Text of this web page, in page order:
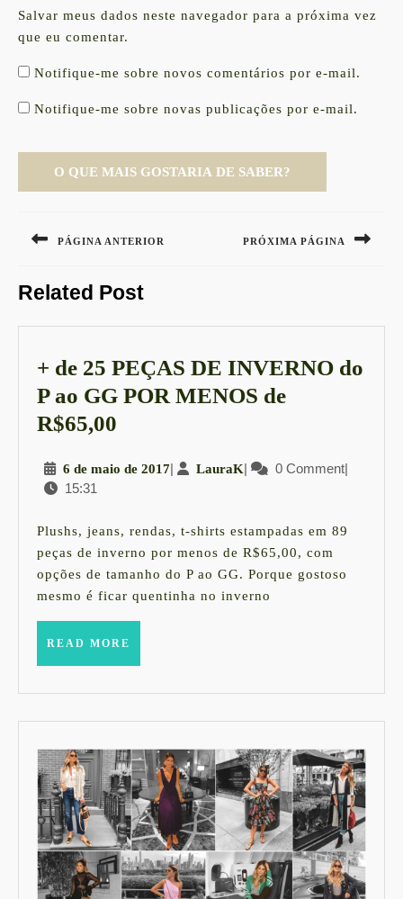
Salvar meus dados neste navegador para a próxima vez
que eu comentar.
Notifique-me sobre novos comentários por e-mail.
Notifique-me sobre novas publicações por e-mail.
de
PÁGINA ANTERIOR
post:
PRÓXIMA PÁGINA
Related Post
+ de 25 PEÇAS DE INVERNO do
P ao GG POR MENOS de
R$65,00
25
DE
INVERNO
do
ao
GG
POR
MENOS
de
R$65,00
6 de maio de 20176
de
| LauraKLauraK
| 0 Comment|
15:31
Plushs, jeans, rendas, t-shirts estampadas em 89
peças de inverno por menos de R$65,00, com
opções de tamanho do P ao GG. Porque gostoso
mesmo é ficar quentinha no inverno
READ MORE